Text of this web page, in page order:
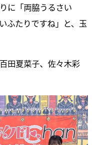
に「両脇うるさい
ふたりですね」と、玉
田夏菜子、佐々木彩